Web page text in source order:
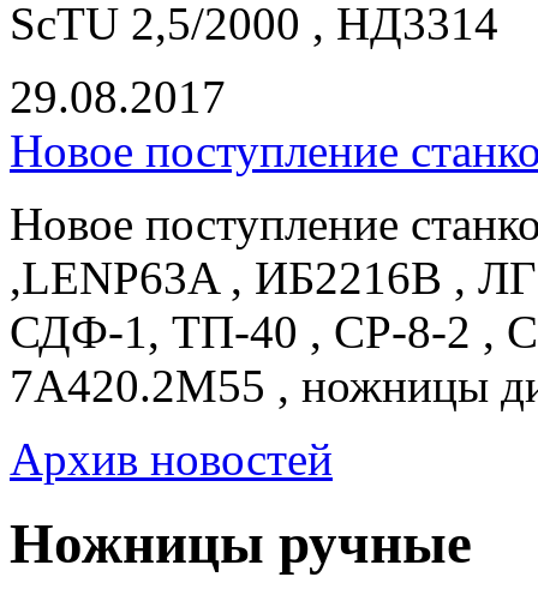
ScTU 2,5/2000 , НД3314
29.08.2017
Новое поступление
Новое поступление
,LENP63A , ИБ2216В ,
СДФ-1, ТП-40 , СР-8-2 ,
7А420.2М55 , ножницы
Архив новостей
Ножницы ручные